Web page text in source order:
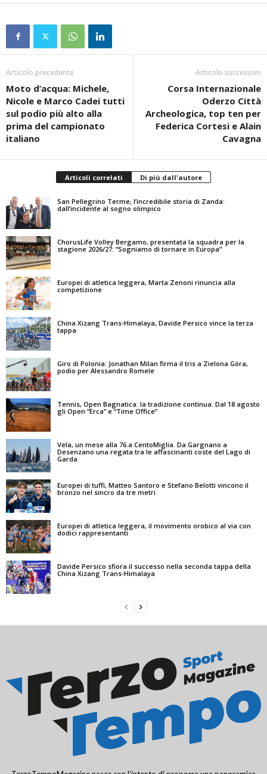
Articolo precedente
Moto d’acqua: Michele,
Nicole e Marco Cadei tutti
sul podio più alto alla
prima del campionato
italiano
Articolo successivo
Corsa Internazionale
Oderzo Città
Archeologica, top ten per
Federica Cortesi e Alain
Cavagna
Articoli correlati Di più dall'autore
San Pellegrino Terme, l’incredibile storia di Zanda:
dall’incidente al sogno olimpico
ChorusLife Volley Bergamo, presentata la squadra per la
stagione 2026/27: “Sogniamo di tornare in Europa”
Europei di atletica leggera, Marta Zenoni rinuncia alla
competizione
China Xizang Trans-Himalaya, Davide Persico vince la terza
tappa
Giro di Polonia: Jonathan Milan firma il tris a Zielona Góra,
podio per Alessandro Romele
Tennis, Open Bagnatica: la tradizione continua. Dal 18 agosto
gli Open “Erca” e “Time Office”
Vela, un mese alla 76.a CentoMiglia. Da Gargnano a
Desenzano una regata tra le affascinanti coste del Lago di
Garda
Europei di tuffi, Matteo Santoro e Stefano Belotti vincono il
bronzo nel sincro da tre metri
Europei di atletica leggera, il movimento orobico al via con
dodici rappresentanti
Davide Persico sfiora il successo nella seconda tappa della
China Xizang Trans-Himalaya